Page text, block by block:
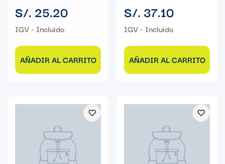
Precio
regular
S/. 25.20
AÑADIR AL CARRITO
Precio
regular
S/. 37.10
AÑADIR AL CARRITO